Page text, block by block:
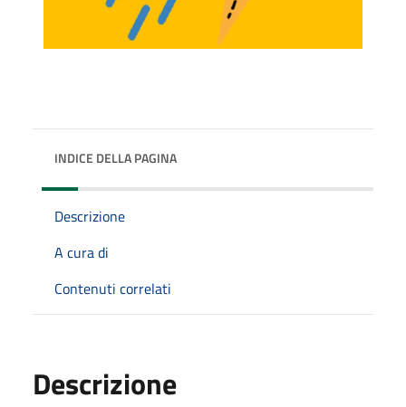
INDICE DELLA PAGINA
Descrizione
A cura di
Contenuti correlati
Descrizione